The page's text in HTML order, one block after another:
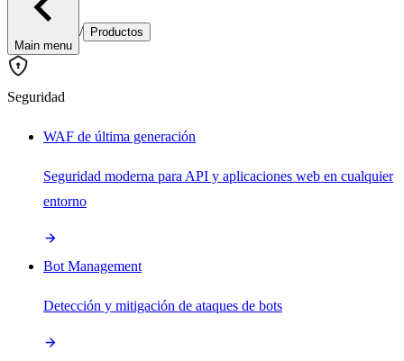
Main menu
/ Productos
Seguridad
WAF de última generación
Seguridad moderna para API y aplicaciones web en cualquier
entorno
Bot Management
Detección y mitigación de ataques de bots